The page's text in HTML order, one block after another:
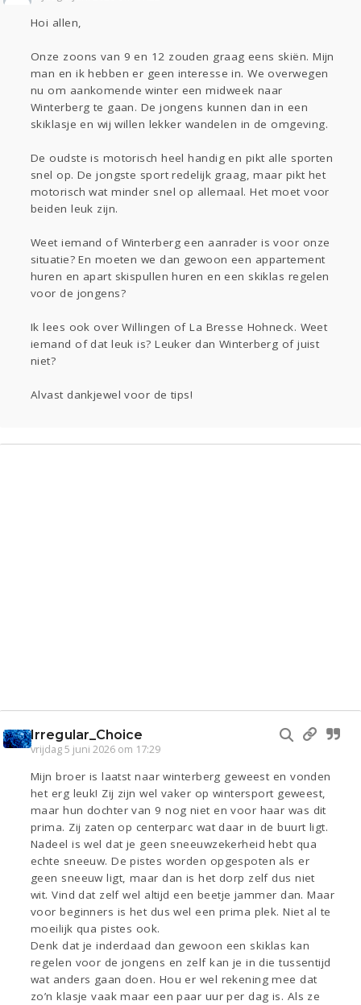
Gevraagd
Hoi allen,
Onze zoons van 9 en 12 zouden graag eens skiën. Mijn
man en ik hebben er geen interesse in. We overwegen
nu om aankomende winter een midweek naar
Winterberg te gaan. De jongens kunnen dan in een
skiklasje en wij willen lekker wandelen in de omgeving.
De oudste is motorisch heel handig en pikt alle sporten
snel op. De jongste sport redelijk graag, maar pikt het
motorisch wat minder snel op allemaal. Het moet voor
beiden leuk zijn.
Weet iemand of Winterberg een aanrader is voor onze
situatie? En moeten we dan gewoon een appartement
huren en apart skispullen huren en een skiklas regelen
voor de jongens?
Ik lees ook over Willingen of La Bresse Hohneck. Weet
iemand of dat leuk is? Leuker dan Winterberg of juist
niet?
Alvast dankjewel voor de tips!
Irregular_Choice
vrijdag 5 juni 2026 om 17:29
Mijn broer is laatst naar winterberg geweest en vonden
het erg leuk! Zij zijn wel vaker op wintersport geweest,
maar hun dochter van 9 nog niet en voor haar was dit
prima. Zij zaten op centerparc wat daar in de buurt ligt.
Nadeel is wel dat je geen sneeuwzekerheid hebt qua
echte sneeuw. De pistes worden opgespoten als er
geen sneeuw ligt, maar dan is het dorp zelf dus niet
wit. Vind dat zelf wel altijd een beetje jammer dan. Maar
voor beginners is het dus wel een prima plek. Niet al te
moeilijk qua pistes ook.
Denk dat je inderdaad dan gewoon een skiklas kan
regelen voor de jongens en zelf kan je in die tussentijd
wat anders gaan doen. Hou er wel rekening mee dat
zo’n klasje vaak maar een paar uur per dag is. Als ze